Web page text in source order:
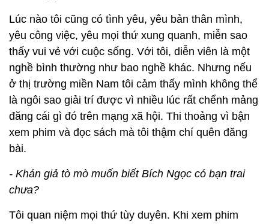
Lúc nào tôi cũng có tình yêu, yêu bản thân mình,
yêu công việc, yêu mọi thứ xung quanh, miễn sao
thấy vui vẻ với cuộc sống. Với tôi, diễn viên là một
nghề bình thường như bao nghề khác. Nhưng nếu
ở thị trường miền Nam tôi cảm thấy mình không thể
là ngôi sao giải trí được vì nhiều lúc rất chểnh mảng
đăng cái gì đó trên mạng xã hội. Thi thoảng vì bận
xem phim và đọc sách mà tôi thậm chí quên đăng
bài.
- Khán giả tò mò muốn biết Bích Ngọc có bạn trai
chưa?
Tôi quan niệm mọi thứ tùy duyên. Khi xem phim